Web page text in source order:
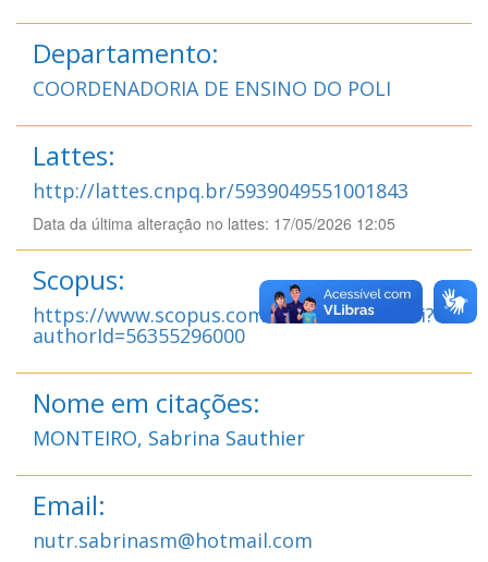
Departamento:
COORDENADORIA DE ENSINO DO POLI
Lattes:
http://lattes.cnpq.br/5939049551001843
Data da última alteração no lattes: 17/05/2026 12:05
Scopus:
https://www.scopus.com/authid/detail.uri?
authorId=56355296000
Nome em citações:
MONTEIRO, Sabrina Sauthier
Email:
nutr.sabrinasm@hotmail.com